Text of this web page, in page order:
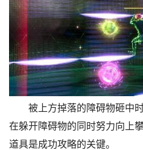
被上方掉落的障碍物砸中
在躲开障碍物的同时努力向上
道具是成功攻略的关键。